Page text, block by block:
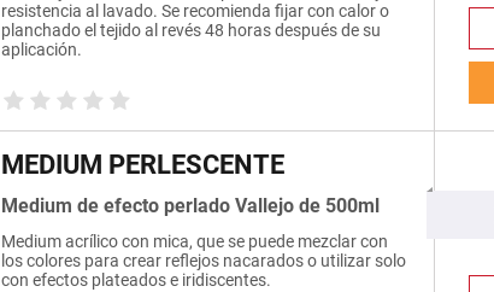
resistencia al lavado. Se recomienda fijar con calor o
planchado el tejido al revés 48 horas después de su
aplicación.
MEDIUM PERLESCENTE
Medium de efecto perlado Vallejo de 500ml
Medium acrílico con mica, que se puede mezclar con
los colores para crear reflejos nacarados o utilizar solo
con efectos plateados e iridiscentes.